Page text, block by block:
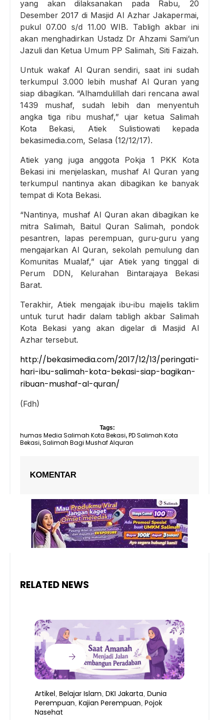
yang akan dilaksanakan pada Rabu, 20
Desember 2017 di Masjid Al Azhar Jakapermai,
pukul 07.00 s/d 11.00 WIB. Tabligh akbar ini
akan menghadirkan Ustadz Dr Ahzami Sami’un
Jazuli dan Ketua Umum PP Salimah, Siti Faizah.
Untuk wakaf Al Quran sendiri, saat ini sudah
terkumpul 3.000 lebih mushaf Al Quran yang
siap dibagikan. “Alhamdulillah dari rencana awal
1439 mushaf, sudah lebih dan menyentuh
angka tiga ribu mushaf,” ujar ketua Salimah
Kota Bekasi, Atiek Sulistiowati kepada
bekasimedia.com, Selasa (12/12/17).
Atiek yang juga anggota Pokja 1 PKK Kota
Bekasi ini menjelaskan, mushaf Al Quran yang
terkumpul nantinya akan dibagikan ke banyak
tempat di Kota Bekasi.
“Nantinya, mushaf Al Quran akan dibagikan ke
mitra Salimah, Baitul Quran Salimah, pondok
pesantren, lapas perempuan, guru-guru yang
mengajarkan Al Quran, sekolah pemulung dan
Komunitas Mualaf,” ujar Atiek yang tinggal di
Perum DDN, Kelurahan Bintarajaya Bekasi
Barat.
Terakhir, Atiek mengajak ibu-ibu majelis taklim
untuk turut hadir dalam tabligh akbar Salimah
Kota Bekasi yang akan digelar di Masjid Al
Azhar tersebut.
http://bekasimedia.com/2017/12/13/peringati-
hari-ibu-salimah-kota-bekasi-siap-bagikan-
ribuan-mushaf-al-quran/
(Fdh)
Tags:
humas Media Salimah Kota Bekasi, PD Salimah Kota
Bekasi, Salimah Bagi Mushaf Alquran
KOMENTAR
RELATED NEWS
Artikel Belajar Islam DKI Jakarta Dunia
Perempuan Kajian Perempuan Pojok
Nasehat